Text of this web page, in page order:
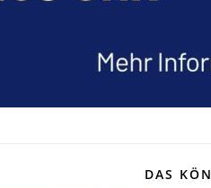
DAS